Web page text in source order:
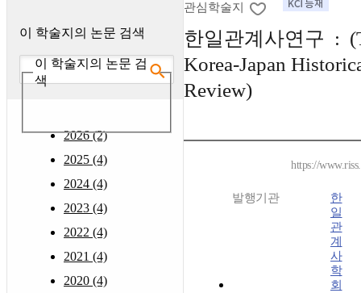
이 학술지의 논문 검색
이 학술지의 논문 검
색
2026 (2)
2025 (4)
2024 (4)
2023 (4)
2022 (4)
2021 (4)
2020 (4)
관심학술지
한일관계사연구 :
Korea-Japan
Review)
https://
발행기관
한
일
관
계
사
학
회